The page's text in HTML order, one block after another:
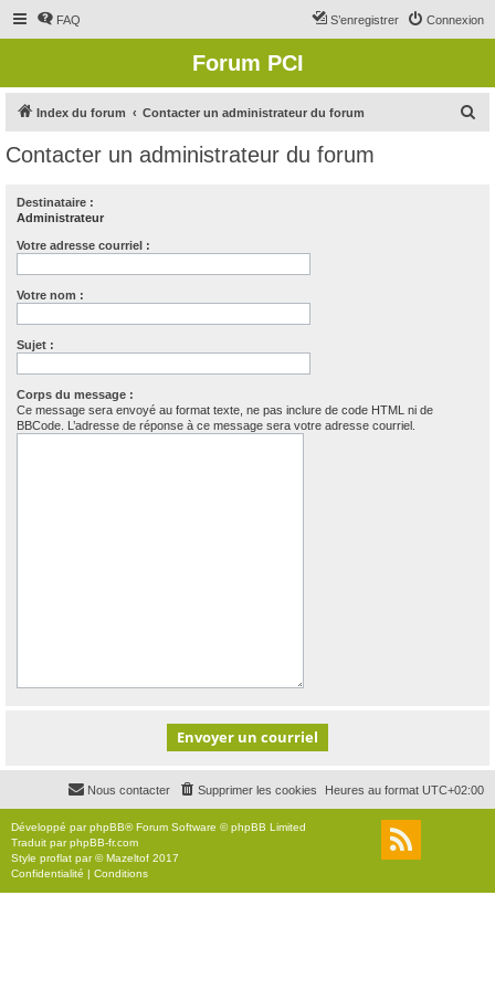
FAQ Connexion
S’enregistrer
Forum PCI
Index du forum Contacter un administrateur du forum
Contacter un administrateur du forum
Destinataire :
Administrateur
Votre adresse courriel :
Votre nom :
Sujet :
Corps du message :
Ce message sera envoyé au format texte, ne pas inclure de code HTML ni de
BBCode. L’adresse de réponse à ce message sera votre adresse courriel.
Heures au format UTC+02:00
Supprimer les cookies
Nous contacter
Développé parphpBB® Forum Software © phpBB Limited
Traduit parphpBB-fr.com
Style proflat par ©Mazeltof 2017
Confidentialité | Conditions